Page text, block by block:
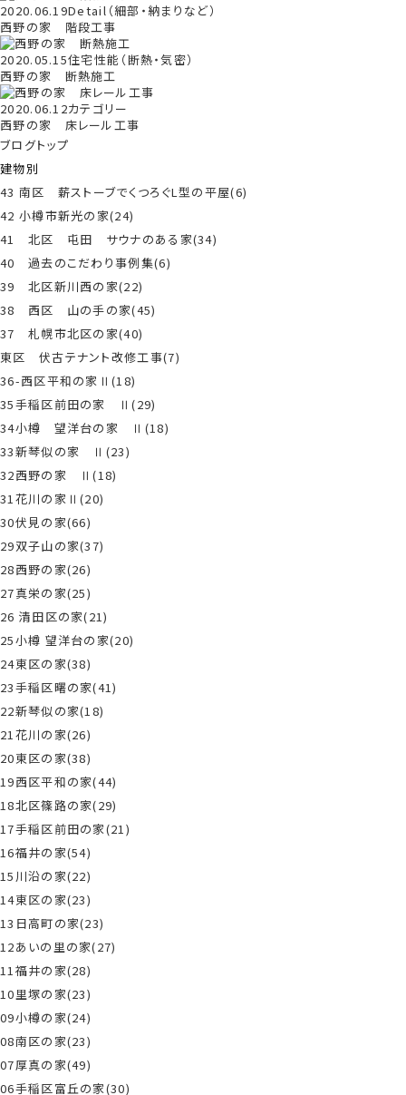
2020.06.19Detail（細部・納まりなど）
西野の家 階段工事
2020.05.15住宅性能（断熱・気密）
西野の家 断熱施工
2020.06.12カテゴリー
西野の家 床レール工事
ブログトップ
建物別
43 南区 薪ストーブでくつろぐL型の平屋(6)
42 小樽市新光の家(24)
41 北区 屯田 サウナのある家(34)
40 過去のこだわり事例集(6)
39 北区新川西の家(22)
38 西区 山の手の家(45)
37 札幌市北区の家(40)
東区 伏古テナント改修工事(7)
36-西区平和の家Ⅱ(18)
35手稲区前田の家 Ⅱ(29)
34小樽 望洋台の家 Ⅱ(18)
33新琴似の家 Ⅱ(23)
32西野の家 Ⅱ(18)
31花川の家Ⅱ(20)
30伏見の家(66)
29双子山の家(37)
28西野の家(26)
27真栄の家(25)
26 清田区の家(21)
25小樽 望洋台の家(20)
24東区の家(38)
23手稲区曙の家(41)
22新琴似の家(18)
21花川の家(26)
20東区の家(38)
19西区平和の家(44)
18北区篠路の家(29)
17手稲区前田の家(21)
16福井の家(54)
15川沿の家(22)
14東区の家(23)
13日高町の家(23)
12あいの里の家(27)
11福井の家(28)
10里塚の家(23)
09小樽の家(24)
08南区の家(23)
07厚真の家(49)
06手稲区富丘の家(30)